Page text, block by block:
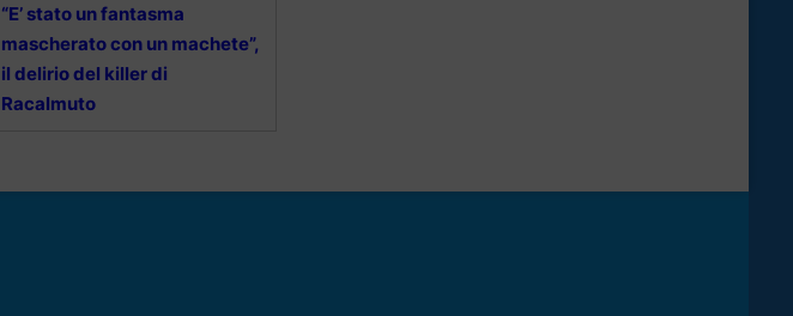
“E’ stato un fantasma
mascherato con un machete”,
il delirio del killer di
Racalmuto